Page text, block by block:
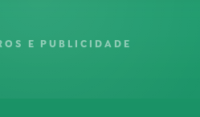
E PUBLICIDADE